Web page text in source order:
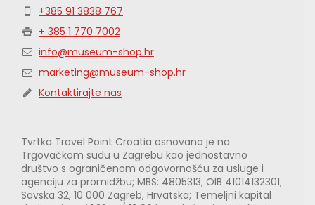
+385 91 3838 767
+ 385 1 770 7002
info@museum-shop.hr
marketing@museum-shop.hr
Kontaktirajte nas
Tvrtka Travel Point Croatia osnovana je na
Trgovačkom sudu u Zagrebu kao jednostavno
društvo s ograničenom odgovornošću za usluge i
agenciju za promidžbu; MBS: 4805313; OIB 41014132301;
Savska 32, 10 000 Zagreb, Hrvatska; Temeljni kapital